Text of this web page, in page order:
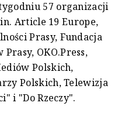
57 organizacji
Article 19 Europe,
Prasy, Fundacja
OKO.Press,
Polskich,
Polskich, Telewizja
i "Do Rzeczy".